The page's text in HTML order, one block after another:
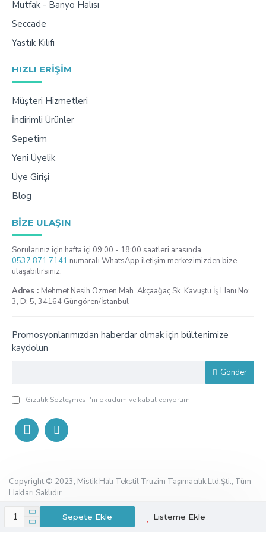
Sepete Ekle Listeme Ekle
Mutfak - Banyo Halısı
Seccade
Yastık Kılıfı
HIZLI ERIŞIM
Müşteri Hizmetleri
İndirimli Ürünler
Sepetim
Yeni Üyelik
Üye Girişi
Blog
BIZE ULAŞIN
Sorularınız için hafta içi 09:00 - 18:00 saatleri arasında
0537 871 7141 numaralı WhatsApp iletişim merkezimizden bize
ulaşabilirsiniz.
Adres : Mehmet Nesih Özmen Mah. Akçaağaç Sk. Kavuştu İş Hanı No:
3, D: 5, 34164 Güngören/İstanbul
Promosyonlarımızdan haberdar olmak için bültenimize
kaydolun
Gönder
Gizlilik Sözleşmesi 'ni okudum ve kabul ediyorum.
Copyright © 2023, Mistik Halı Tekstil Truzim Taşımacılık Ltd.Şti., Tüm
Hakları Saklıdır